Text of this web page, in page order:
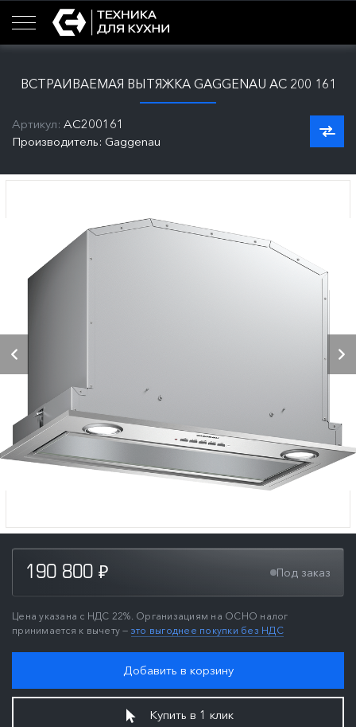
ВСТРАИВАЕМАЯ ВЫТЯЖКА GAGGENAU AC 200 161
Артикул: AC200161
Производитель: Gaggenau
190 800 ₽ Под заказ
Цена указана с НДС 22%. Организациям на ОСНО налог
принимается к вычету — это выгоднее покупки без НДС
Добавить в корзину
Купить в 1 клик